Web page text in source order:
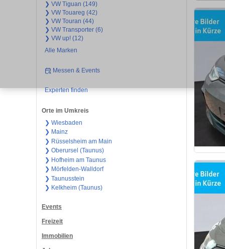
❯ VW Tiguan (149)
❯ VW Touareg (42)
❯ VW Touran (44)
❯ VW Transporter (6)
❯ VW up! (12)
Alle Marken
Messen & Events
Experten finden
Orte im Umkreis
❯ Wiesbaden
❯ Mainz
❯ Rüsselsheim am Main
❯ Oberursel (Taunus)
❯ Hofheim am Taunus
❯ Mörfelden-Walldorf
❯ Taunusstein
❯ Kelkheim (Taunus)
Events
Freizeit
Immobilien